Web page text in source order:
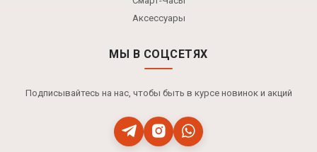
Аксессуары
МЫ В СОЦСЕТЯХ
Подписывайтесь на нас, чтобы быть в курсе новинок и акций